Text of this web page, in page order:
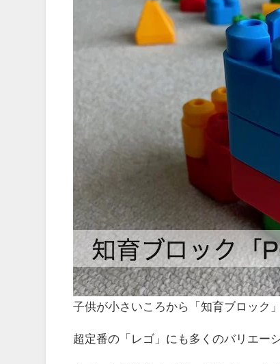
子供が小さいころから「知育ブロック
超定番の「レゴ」にも多くのバリエー